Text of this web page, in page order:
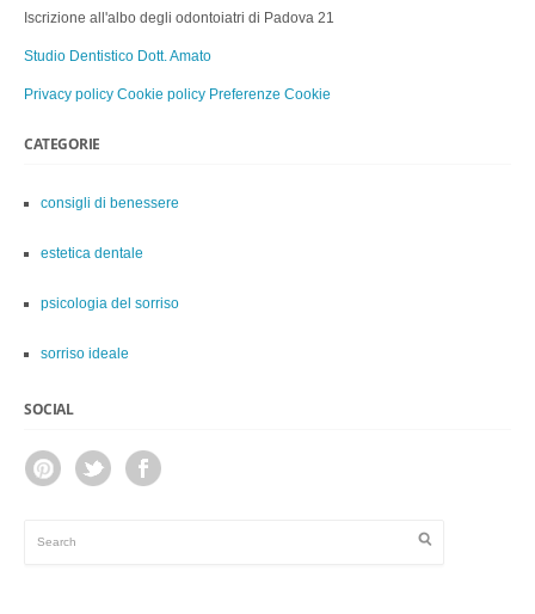
Iscrizione all'albo degli odontoiatri di Padova 21
Studio Dentistico Dott. Amato
Privacy policy Cookie policy Preferenze Cookie
CATEGORIE
consigli di benessere
estetica dentale
psicologia del sorriso
sorriso ideale
SOCIAL